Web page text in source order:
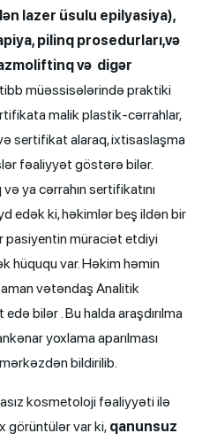
lazer üsulu epilyasiya),
pilinq рrоsеdurları,və
və digər
tibb müəssisələrində praktiki
malik plastik-cərrahlar,
sertifikat alaraq, ixtisaslaşma
fəaliyyət göstərə bilər.
ya cərrahın sertifikatını
edək ki, həkimlər beş ildən bir
pasiyentin müraciət etdiyi
hüququ var. Həkim həmin
vətəndaş Analitik
bilər . Bu halda araşdırılma
yoxlama aparılması
bildirilib.
kosmetoloji fəaliyyəti ilə
görüntülər var ki, qanunsuz